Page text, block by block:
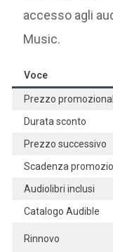
accesso agli
Music.
Voce
Prezzo
Durata sconto
Prezzo successivo
Scadenza
Audiolibri inclusi
Catalogo Audible
Rinnovo